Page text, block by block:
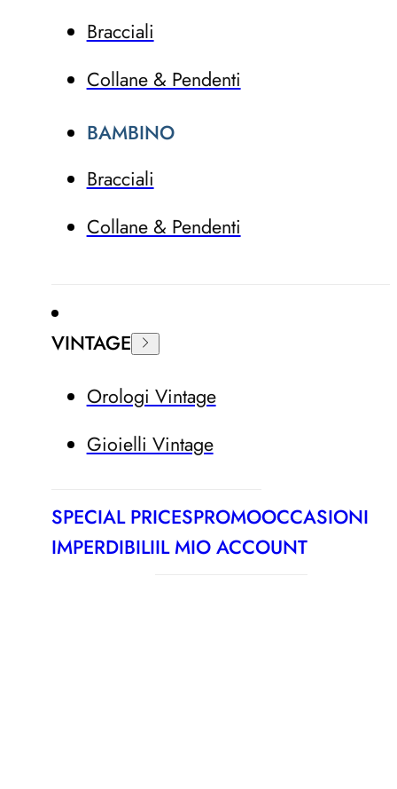
Bracciali
Collane & Pendenti
BAMBINO
Bracciali
Collane & Pendenti
VINTAGE
Orologi Vintage
Gioielli Vintage
SPECIAL PRICESPROMOOCCASIONI
IMPERDIBILIIL MIO ACCOUNT